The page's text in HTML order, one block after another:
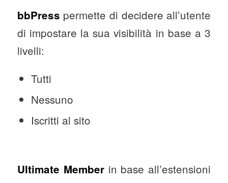
bbPress permette di decidere all’utente
di impostare la sua visibilità in base a 3
livelli:
Tutti
Nessuno
Iscritti al sito
Ultimate Member in base all’estensioni